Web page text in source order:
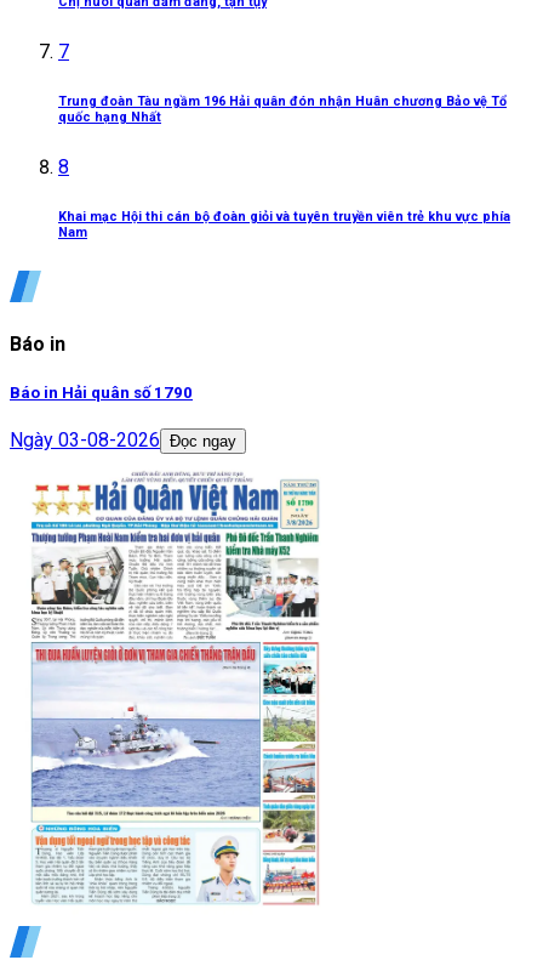
7
Trung đoàn Tàu ngầm 196 Hải quân đón nhận Huân chương Bảo vệ Tổ
quốc hạng Nhất
8
Khai mạc Hội thi cán bộ đoàn giỏi và tuyên truyền viên trẻ khu vực phía
Nam
Báo in
Báo in Hải quân số 1790
Ngày 03-08-2026 Đọc ngay